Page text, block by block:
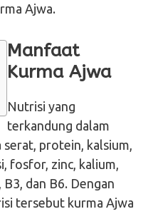
Ajwa.
Manfaat
Kurma Ajwa
Nutrisi yang
terkandung dalam
serat, protein, kalsium,
fosfor, zinc, kalium,
dan B6. Dengan
tersebut kurma Ajwa